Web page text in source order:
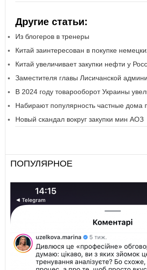
Другие статьи:
Из блогеров в тренеры
Китай заинтересован в покупке
Китай увеличивает закупки нефти у
Заместителя главы Лисичанской
В 2024 году товарооборот Украины
Набирают популярность частные дома
Новый скандал вокруг закупки мин АОЗ
ПОПУЛЯРНОЕ